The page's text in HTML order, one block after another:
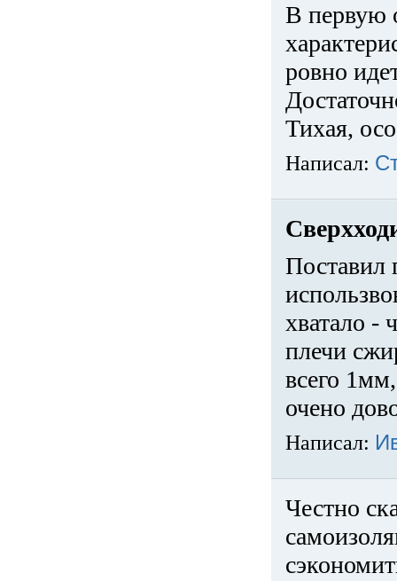
В первую
ровно
Тихая,
Написал:
Поставил
хватало -
плечи
всего
очено
Написал:
Честно